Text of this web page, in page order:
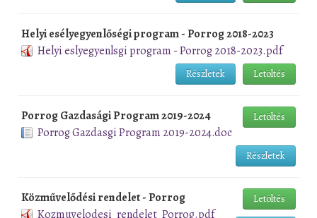
Helyi esélyegyenlőségi program - Porrog 2018-2023
Helyi eslyegyenlsgi program - Porrog 2018-2023.pdf
Letöltés
Részletek
Porrog Gazdasági Program 2019-2024
Porrog Gazdasgi Program 2019-2024.doc
Letöltés
Részletek
Közművelődési rendelet - Porrog
Kozmuvelodesi_rendelet_Porrog.pdf
Letöltés